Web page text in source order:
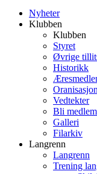
Nyheter
Klubben
Klubben
Styret
Øvrige
Historikk
Vedtekter
Bli
Galleri
Filarkiv
Langrenn
Langrenn
Trening